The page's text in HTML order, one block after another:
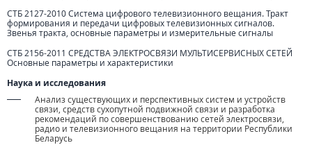
СТБ 2127-2010 Система цифрового телевизионного вещания. Тракт
формирования и передачи цифровых телевизионных сигналов.
Звенья тракта, основные параметры и измерительные сигналы
СТБ 2156-2011 СРЕДСТВА ЭЛЕКТРОСВЯЗИ МУЛЬТИСЕРВИСНЫХ СЕТЕЙ
Основные параметры и характеристики
Наука и исследования
Анализ существующих и перспективных систем и устройств
связи, средств сухопутной подвижной связи и разработка
рекомендаций по совершенствованию сетей электросвязи,
радио и телевизионного вещания на территории Республики
Беларусь